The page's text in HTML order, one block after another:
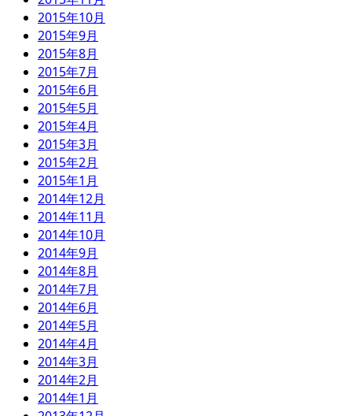
2015年10月
2015年9月
2015年8月
2015年7月
2015年6月
2015年5月
2015年4月
2015年3月
2015年2月
2015年1月
2014年12月
2014年11月
2014年10月
2014年9月
2014年8月
2014年7月
2014年6月
2014年5月
2014年4月
2014年3月
2014年2月
2014年1月